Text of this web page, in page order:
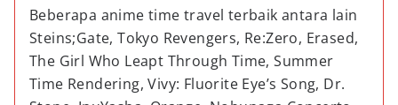
Beberapa anime time travel terbaik antara lain
Steins;Gate, Tokyo Revengers, Re:Zero, Erased,
The Girl Who Leapt Through Time, Summer
Time Rendering, Vivy: Fluorite Eye’s Song, Dr.